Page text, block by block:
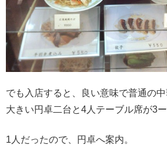
でも入店すると、良い意味で普通の中
大きい円卓二台と4人テーブル席が3ー
1人だったので、円卓へ案内。